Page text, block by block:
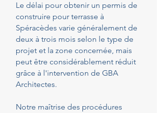
Le délai pour obtenir un permis de
construire pour terrasse à
Spéracèdes varie généralement de
deux à trois mois selon le type de
projet et la zone concernée, mais
peut être considérablement réduit
grâce à l'intervention de GBA
Architectes.
Notre maîtrise des procédures